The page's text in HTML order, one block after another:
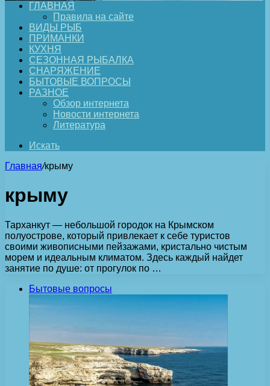
ГЛАВНАЯ
Правила на сайте
ВИДЫ РЫБ
ПРИМАНКИ
КУХНЯ
СЕЗОННАЯ РЫБАЛКА
СНАРЯЖЕНИЕ
БЫТОВЫЕ ВОПРОСЫ
РАЗНОЕ
Обзор интернета
Новости интернета
Литература
Искать
Главная/крыму
крыму
Тарханкут — небольшой городок на Крымском
полуострове, который привлекает к себе туристов
своими живописными пейзажами, кристально чистым
морем и идеальным климатом. Здесь каждый найдет
занятие по душе: от прогулок по …
Бытовые вопросы